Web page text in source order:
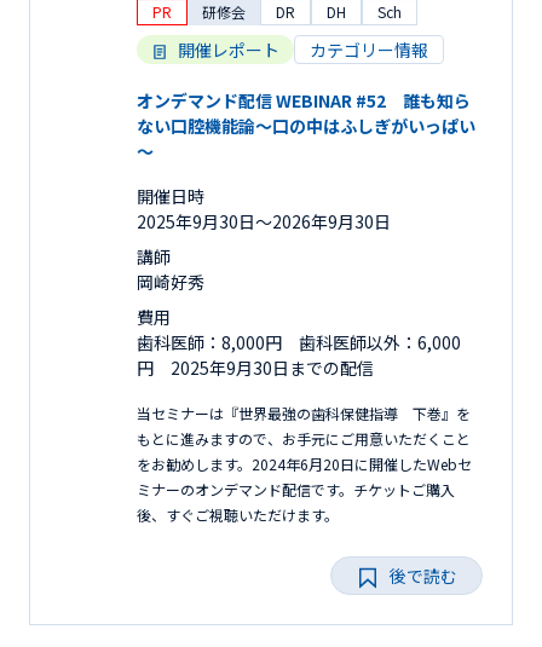
PR 研修会 DR DH Sch
開催レポート カテゴリー情報
オンデマンド配信 WEBINAR #52 誰も知ら
ない口腔機能論～口の中はふしぎがいっぱい
～
開催日時
2025年9月30日〜2026年9月30日
講師
岡崎好秀
費用
歯科医師：8,000円 歯科医師以外：6,000
円 2025年9月30日までの配信
当セミナーは『世界最強の歯科保健指導 下巻』を
もとに進みますので、お手元にご用意いただくこと
をお勧めします。2024年6月20日に開催したWebセ
ミナーのオンデマンド配信です。チケットご購入
後、すぐご視聴いただけます。
後で読む